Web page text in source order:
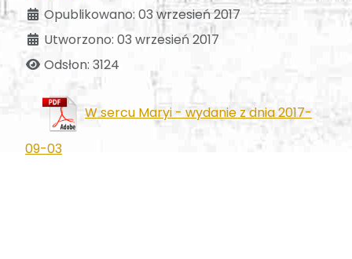
Opublikowano: 03 wrzesień 2017
Utworzono: 03 wrzesień 2017
Odsłon: 3124
W sercu Maryi - wydanie z dnia 2017-
09-03